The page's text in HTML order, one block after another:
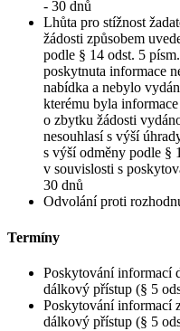
- 30 dnů
Lhůta pro stížnost
žádosti způsobem
podle § 14 odst. 5
poskytnuta informace
nabídka a nebylo
kterému byla
o zbytku žádosti
nesouhlasí s výší
s výší odměny podle §
v souvislosti s
30 dnů
Odvolání proti
Termíny
Poskytování informací
dálkový přístup (§ 5
Poskytování informací
dálkový přístup (§ 5